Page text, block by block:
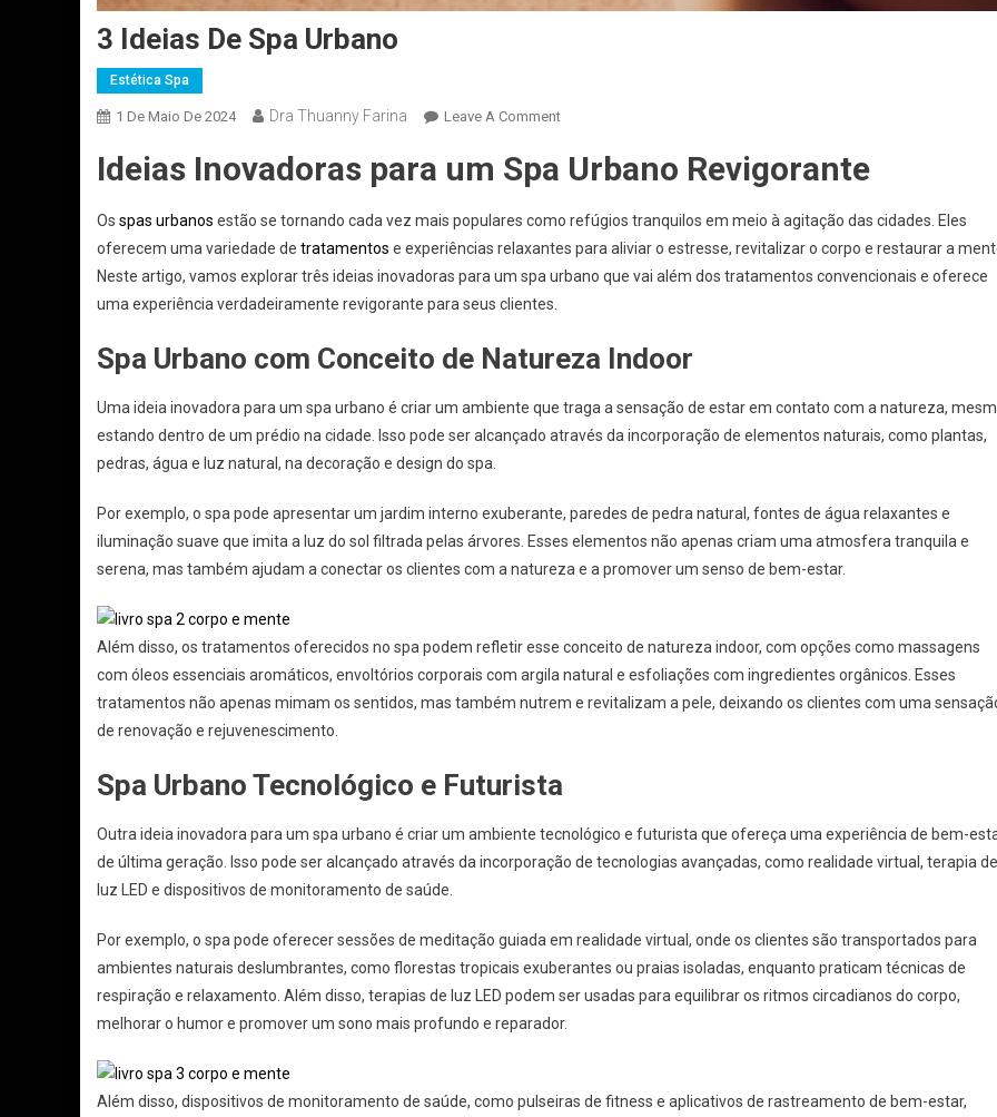
3 Ideias De Spa Urbano
Estética Spa
1 De Maio De 2024 Dra Thuanny Farina Leave A Comment
Ideias Inovadoras para um Spa Urbano Revigorante
Os spas urbanos estão se tornando cada vez mais populares como refúgios tranquilos em meio à agitação das cidades. Eles
oferecem uma variedade de tratamentos e experiências relaxantes para aliviar o estresse, revitalizar o corpo e restaurar a
Neste artigo, vamos explorar três ideias inovadoras para um spa urbano que vai além dos tratamentos convencionais e oferece
uma experiência verdadeiramente revigorante para seus clientes.
Spa Urbano com Conceito de Natureza Indoor
Uma ideia inovadora para um spa urbano é criar um ambiente que traga a sensação de estar em contato com a natureza,
estando dentro de um prédio na cidade. Isso pode ser alcançado através da incorporação de elementos naturais, como plantas,
pedras, água e luz natural, na decoração e design do spa.
Por exemplo, o spa pode apresentar um jardim interno exuberante, paredes de pedra natural, fontes de água relaxantes e
iluminação suave que imita a luz do sol filtrada pelas árvores. Esses elementos não apenas criam uma atmosfera tranquila e
serena, mas também ajudam a conectar os clientes com a natureza e a promover um senso de bem-estar.
Além disso, os tratamentos oferecidos no spa podem refletir esse conceito de natureza indoor, com opções como massagens
com óleos essenciais aromáticos, envoltórios corporais com argila natural e esfoliações com ingredientes orgânicos. Esses
tratamentos não apenas mimam os sentidos, mas também nutrem e revitalizam a pele, deixando os clientes com uma
de renovação e rejuvenescimento.
Spa Urbano Tecnológico e Futurista
Outra ideia inovadora para um spa urbano é criar um ambiente tecnológico e futurista que ofereça uma experiência de bem-
de última geração. Isso pode ser alcançado através da incorporação de tecnologias avançadas, como realidade virtual, terapia de
luz LED e dispositivos de monitoramento de saúde.
Por exemplo, o spa pode oferecer sessões de meditação guiada em realidade virtual, onde os clientes são transportados para
ambientes naturais deslumbrantes, como florestas tropicais exuberantes ou praias isoladas, enquanto praticam técnicas de
respiração e relaxamento. Além disso, terapias de luz LED podem ser usadas para equilibrar os ritmos circadianos do corpo,
melhorar o humor e promover um sono mais profundo e reparador.
Além disso, dispositivos de monitoramento de saúde, como pulseiras de fitness e aplicativos de rastreamento de bem-estar,